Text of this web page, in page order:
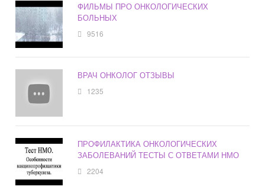
ФИЛЬМЫ ПРО ОНКОЛОГИЧЕСКИХ
БОЛЬНЫХ
9516
ВРАЧ ОНКОЛОГ ОТЗЫВЫ
1235
ПРОФИЛАКТИКА ОНКОЛОГИЧЕСКИХ
ЗАБОЛЕВАНИЙ ТЕСТЫ С ОТВЕТАМИ НМО
2204